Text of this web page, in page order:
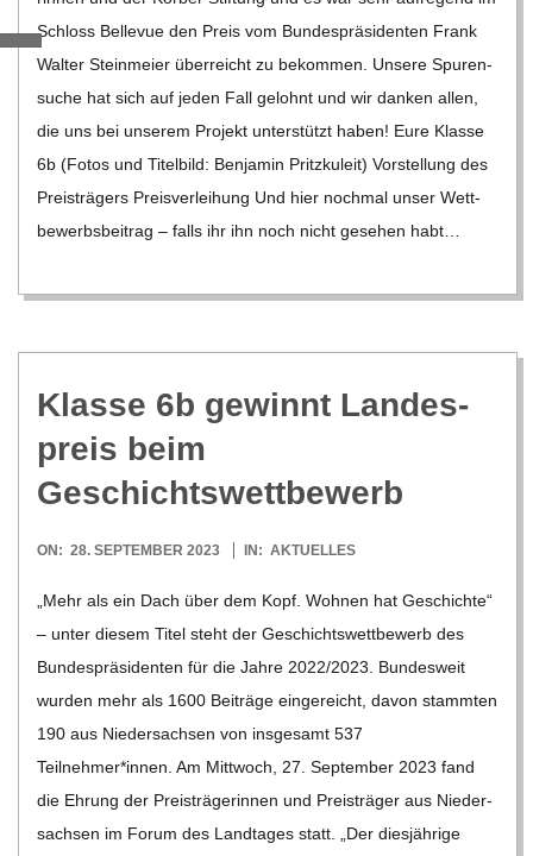
D
T
-
S
C
H
U
L
E
Schloss Bel­le­vue den Preis vom Bun­des­prä­si­den­ten Frank
Wal­ter Stein­meier über­reicht zu bekom­men. Unsere Spu­ren­
su­che hat sich auf jeden Fall gelohnt und wir dan­ken allen,
die uns bei unse­rem Pro­jekt unter­stützt haben! Eure Klasse
6b (Fotos und Titel­bild: Ben­ja­min Pritz­ku­leit) Vor­stel­lung des
Preis­trä­gers Preis­ver­lei­hung Und hier noch­mal unser Wett­
be­werbs­bei­trag – falls ihr ihn noch nicht gese­hen habt…
Klasse 6b gewinnt Lan­des­
preis beim
Geschichtswettbewerb
2023-
28
ON: 28. SEPTEMBER 2023 IN: AKTUELLES
„Mehr als ein Dach über dem Kopf. Woh­nen hat Geschichte“
– unter die­sem Titel steht der Geschichts­wett­be­werb des
Bun­des­prä­si­den­ten für die Jahre 2022/​​2023. Bun­des­weit
wur­den mehr als 1600 Bei­träge ein­ge­reicht, davon stamm­ten
190 aus Nie­der­sach­sen von ins­ge­samt 537
Teilnehmer*innen. Am Mitt­woch, 27. Sep­tem­ber 2023 fand
die Ehrung der Preis­trä­ge­rin­nen und Preis­trä­ger aus Nie­der­
sach­sen im Forum des Land­ta­ges statt. „Der dies­jäh­rige